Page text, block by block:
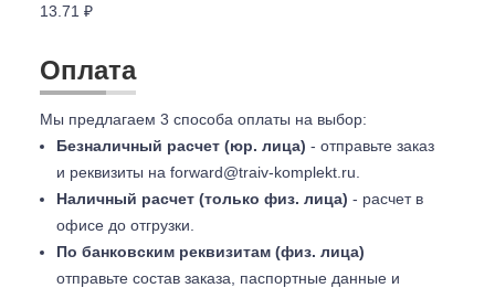
13.71 ₽
Оплата
Мы предлагаем 3 способа оплаты на выбор:
Безналичный расчет (юр. лица) - отправьте заказ
и реквизиты на forward@traiv-komplekt.ru
Наличный расчет (только физ. лица) - расчет в
офисе до отгрузки.
По банковским реквизитам (физ. лица)
отправьте состав заказа, паспортные данные и